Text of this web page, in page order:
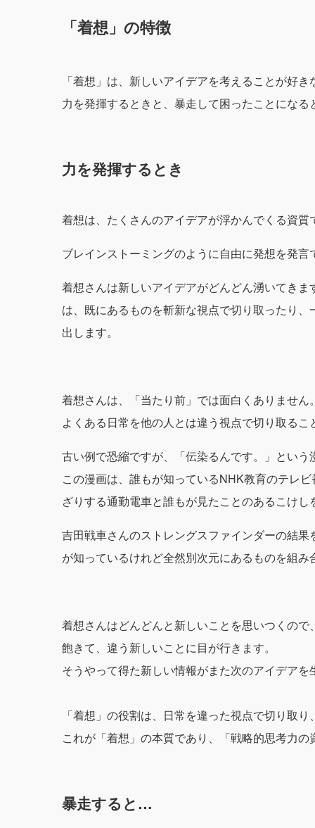
「着想」の特徴
「着想」は、新しいアイデアを考えることが好き
力を発揮するときと、暴走して困ったことになる
力を発揮するとき
着想は、たくさんのアイデアが浮かんでくる資質
ブレインストーミングのように自由に発想を発
着想さんは新しいアイデアがどんどん湧いてき
は、既にあるものを斬新な視点で切り取ったり
出します。
着想さんは、「当たり前」では面白くありません
よくある日常を他の人とは違う視点で切り取る
古い例で恐縮ですが、「伝染るんです。」という
この漫画は、誰もが知っているNHK教育のテレ
ざりする通勤電車と誰もが見たことのあるこけ
吉田戦車さんのストレングスファインダーの結
が知っているけれど全然別次元にあるものを組
着想さんはどんどんと新しいことを思いつくの
飽きて、違う新しいことに目が行きます。
そうやって得た新しい情報がまた次のアイデアを
「着想」の役割は、日常を違った視点で切り取
これが「着想」の本質であり、「戦略的思考力
暴走すると…